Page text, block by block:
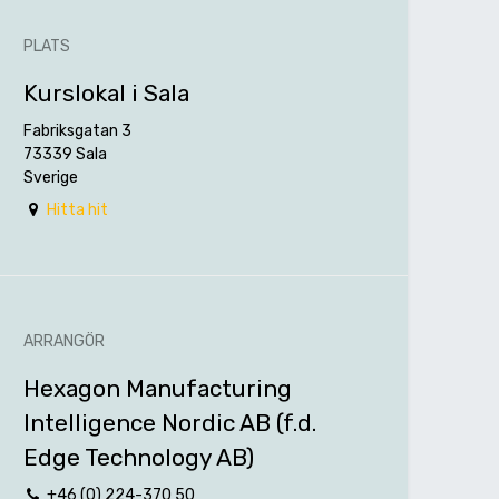
PLATS
Kurslokal i Sala
Fabriksgatan 3
73339 Sala
Sverige
Hitta hit
ARRANGÖR
Hexagon Manufacturing
Intelligence Nordic AB (f.d.
Edge Technology AB)